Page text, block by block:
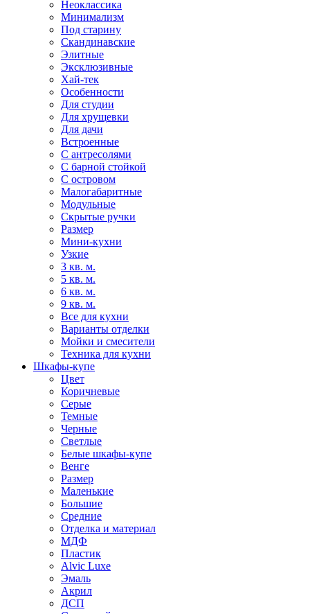
Неоклассика
Минимализм
Под старину
Скандинавские
Элитные
Эксклюзивные
Хай-тек
Особенности
Для студии
Для хрущевки
Для дачи
Встроенные
С антресолями
С барной стойкой
С островом
Малогабаритные
Модульные
Скрытые ручки
Размер
Мини-кухни
Узкие
3 кв. м.
5 кв. м.
6 кв. м.
9 кв. м.
Все для кухни
Варианты отделки
Мойки и смесители
Техника для кухни
Шкафы-купе
Цвет
Коричневые
Серые
Темные
Черные
Светлые
Белые шкафы-купе
Венге
Размер
Маленькие
Большие
Средние
Отделка и материал
МДФ
Пластик
Alvic Luxe
Эмаль
Акрил
ДСП